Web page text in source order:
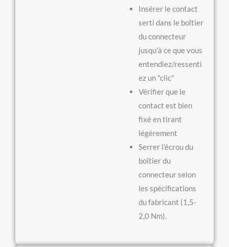
Insérer le contact
serti dans le boîtier
du connecteur
jusqu'à ce que vous
entendiez/ressenti
ez un "clic"
Vérifier que le
contact est bien
fixé en tirant
légèrement
Serrer l'écrou du
boîtier du
connecteur selon
les spécifications
du fabricant (1,5-
2,0 Nm).